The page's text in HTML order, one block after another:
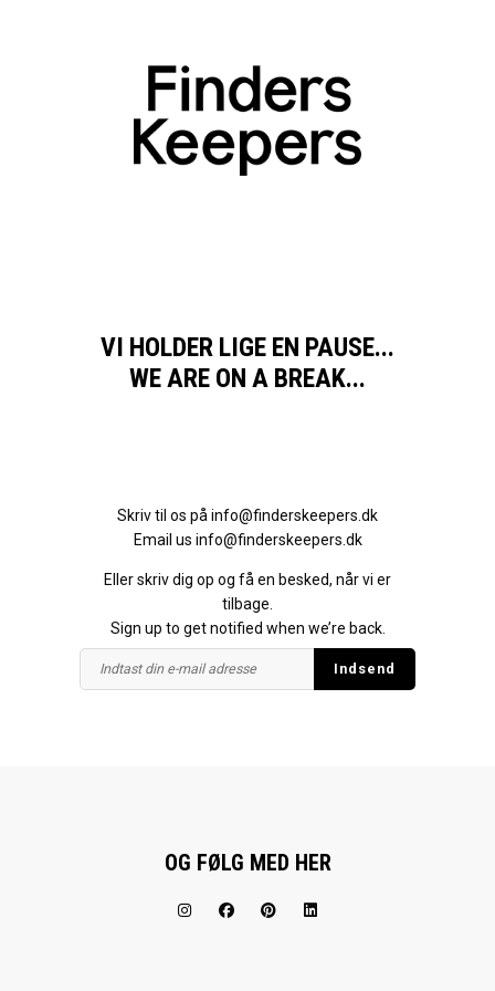
VI HOLDER LIGE EN PAUSE...
WE ARE ON A BREAK...
Skriv til os på info@finderskeepers.dk
Email us info@finderskeepers.dk
Eller skriv dig op og få en besked, når vi er
tilbage.
Sign up to get notified when we’re back.
OG FØLG MED HER